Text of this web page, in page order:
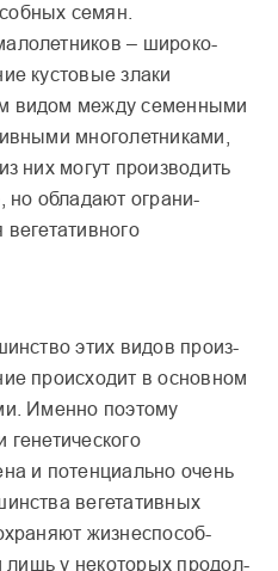
семян.
– широко­
кустовые злаки
видом между семен­ными
многолетни­ками,
них могут произво­дить
но обладают ограни­
этих видов произ­
происходит в основном
Именно поэтому
и потенциально очень
вегетативных
жизнеспособ­
лишь у некоторых продол­